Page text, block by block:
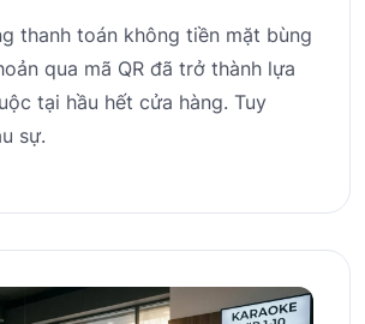
thanh toán không tiền mặt bùng
qua mã QR đã trở thành lựa
tại hầu hết cửa hàng. Tuy
sự.